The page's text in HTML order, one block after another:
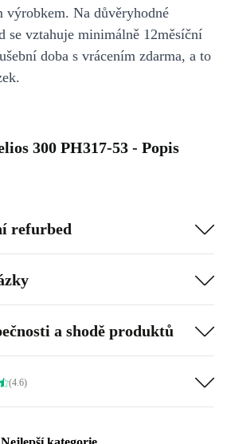
výrobkem. Na důvěryhodné
se vztahuje minimálně 12měsíční
doba s vrácením zdarma, a to
300 PH317-53 - Popis
refurbed
a shodě produktů
(4.6)